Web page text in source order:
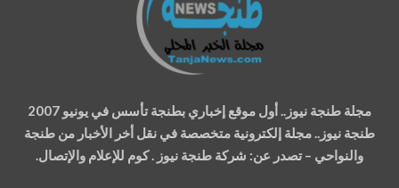
مجلة طنجة نيوز.. أول موقع إخباري بطنجة تأسس في يونيو 2007
طنجة نيوز.. مجلة إلكترونية متخصصة في نقل أخر الأخبار من طنجة
والنواحي – تصدر عن: شركة طنجة نيوز . كوم للإعلام والإتصال.